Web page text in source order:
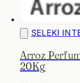
SELEKI
Arroz
20Kg